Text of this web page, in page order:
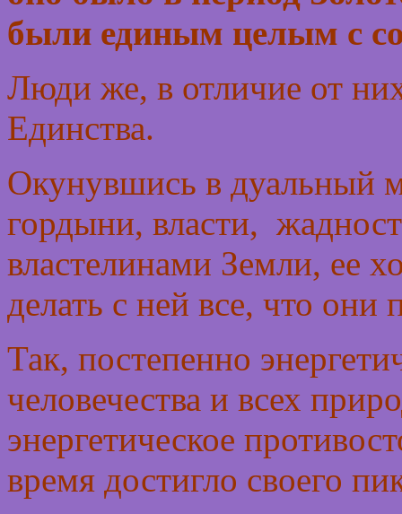
были единым целым с
Люди же, в отличие от
Единства.
Окунувшись в дуальный
гордыни, власти,
властелинами Земли, ее
делать с ней все, что они
Так, постепенно
человечества и всех
энергетическое
время достигло своего